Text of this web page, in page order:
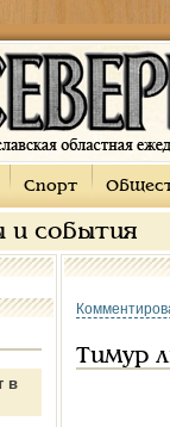
Спорт
и события
в
Тимур